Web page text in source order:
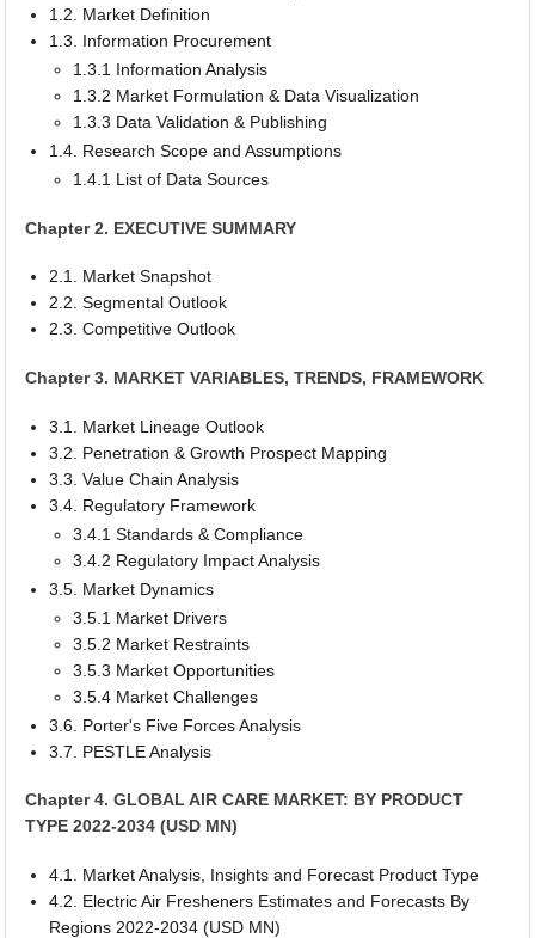
1.2. Market Definition
1.3. Information Procurement
1.3.1 Information Analysis
1.3.2 Market Formulation & Data Visualization
1.3.3 Data Validation & Publishing
1.4. Research Scope and Assumptions
1.4.1 List of Data Sources
Chapter 2. EXECUTIVE SUMMARY
2.1. Market Snapshot
2.2. Segmental Outlook
2.3. Competitive Outlook
Chapter 3. MARKET VARIABLES, TRENDS, FRAMEWORK
3.1. Market Lineage Outlook
3.2. Penetration & Growth Prospect Mapping
3.3. Value Chain Analysis
3.4. Regulatory Framework
3.4.1 Standards & Compliance
3.4.2 Regulatory Impact Analysis
3.5. Market Dynamics
3.5.1 Market Drivers
3.5.2 Market Restraints
3.5.3 Market Opportunities
3.5.4 Market Challenges
3.6. Porter's Five Forces Analysis
3.7. PESTLE Analysis
Chapter 4. GLOBAL AIR CARE MARKET: BY PRODUCT
TYPE 2022-2034 (USD MN)
4.1. Market Analysis, Insights and Forecast Product Type
4.2. Electric Air Fresheners Estimates and Forecasts By
Regions 2022-2034 (USD MN)